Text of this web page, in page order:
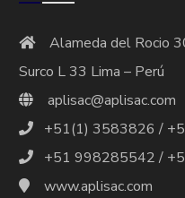
Alameda del Rocio
Surco L 33 Lima – Perú
aplisac@aplisac.com
+51(1) 3583826 /
+51 998285542 /
www.aplisac.com